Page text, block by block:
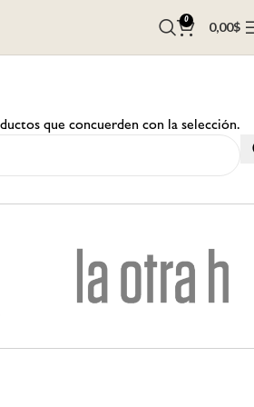
0 0,00$
que concuerden con la selección.